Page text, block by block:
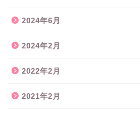
2024年6月
2024年2月
2022年2月
2021年2月